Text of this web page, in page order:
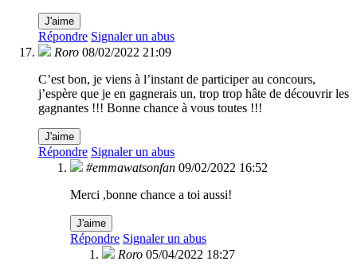
J'aime
Répondre Signaler un abus
Roro 08/02/2022 21:09
C’est bon, je viens à l’instant de participer au concours,
j’espère que je en gagnerais un, trop trop hâte de découvrir les
gagnantes !!! Bonne chance à vous toutes !!!
J'aime
Répondre Signaler un abus
#emmawatsonfan 09/02/2022 16:52
Merci ,bonne chance a toi aussi!
J'aime
Répondre Signaler un abus
Roro 05/04/2022 18:27